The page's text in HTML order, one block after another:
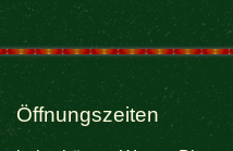
Öffnungszeiten